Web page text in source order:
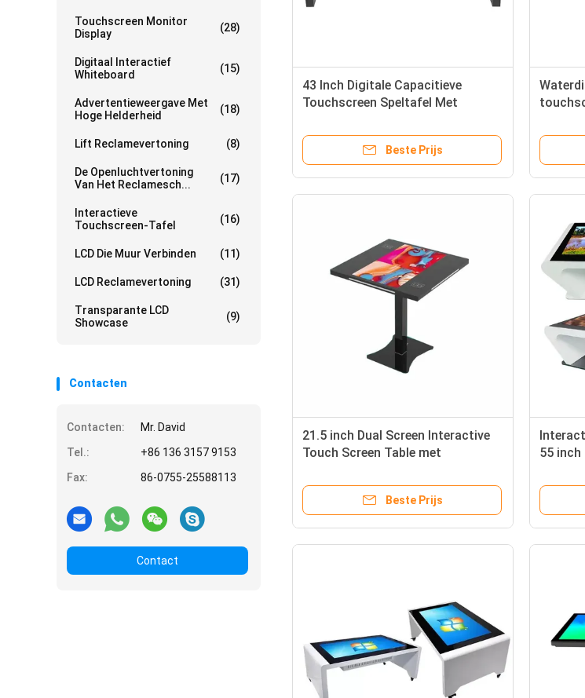
Touchscreen Monitor
Display
(28)
Digitaal Interactief
Whiteboard
(15)
Advertentieweergave Met
Hoge Helderheid
(18)
Lift Reclamevertoning (8)
De Openluchtvertoning
Van Het Reclamesch...
(17)
Interactieve
Touchscreen-Tafel
(16)
LCD Die Muur Verbinden (11)
LCD Reclamevertoning (31)
Transparante LCD
Showcase
(9)
Contacten
Contacten:
Mr. David
Tel.:
+86 136 3157 9153
Fax:
86-0755-25588113
Contact
43 Inch Digitale Capacitieve
Touchscreen Speltafel Met
Resolutie
Beste Prijs
21.5 inch Dual Screen Interactive
Touch Screen Table met
opladen voor Smart Coffee en
Beste Prijs
55 inch
koffie